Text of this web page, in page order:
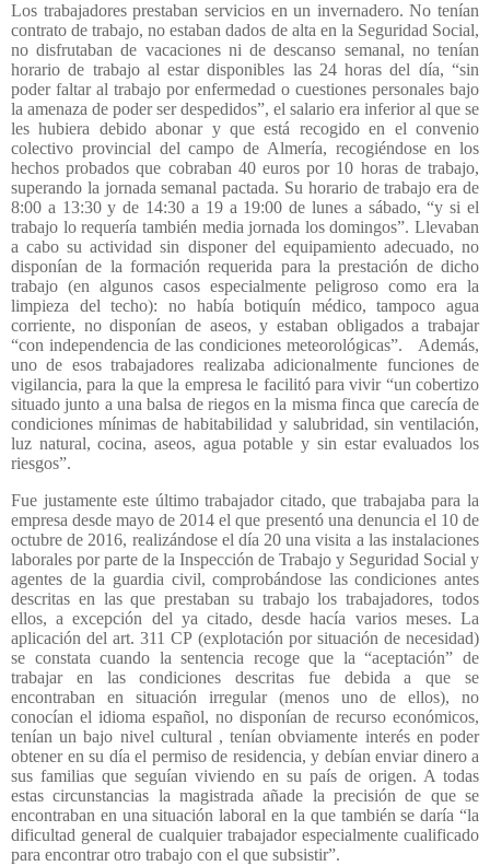
Los trabajadores prestaban servicios en un invernadero. No tenían
contrato de trabajo, no estaban dados de alta en la Seguridad Social,
no disfrutaban de vacaciones ni de descanso semanal, no tenían
horario de trabajo al estar disponibles las 24 horas del día, “sin
poder faltar al trabajo por enfermedad o cuestiones personales bajo
la amenaza de poder ser despedidos”, el salario era inferior al que se
les hubiera debido abonar y que está recogido en el convenio
colectivo provincial del campo de Almería, recogiéndose en los
hechos probados que cobraban 40 euros por 10 horas de trabajo,
superando la jornada semanal pactada. Su horario de trabajo era de
8:00 a 13:30 y de 14:30 a 19 a 19:00 de lunes a sábado, “y si el
trabajo lo requería también media jornada los domingos”. Llevaban
a cabo su actividad sin disponer del equipamiento adecuado, no
disponían de la formación requerida para la prestación de dicho
trabajo (en algunos casos especialmente peligroso como era la
limpieza del techo): no había botiquín médico, tampoco agua
corriente, no disponían de aseos, y estaban obligados a trabajar
“con independencia de las condiciones meteorológicas”.
Además,
uno de esos trabajadores realizaba adicionalmente funciones de
vigilancia, para la que la empresa le facilitó para vivir “un cobertizo
situado junto a una balsa de riegos en la misma finca que carecía de
condiciones mínimas de habitabilidad y salubridad, sin ventilación,
luz natural, cocina, aseos, agua potable y sin estar evaluados los
riesgos”.
Fue justamente este último trabajador citado, que trabajaba para la
empresa desde mayo de 2014 el que presentó una denuncia el 10 de
octubre de 2016, realizándose el día 20 una visita a las instalaciones
laborales por parte de la Inspección de Trabajo y Seguridad Social y
agentes de la guardia civil, comprobándose las condiciones antes
descritas en las que prestaban su trabajo los trabajadores, todos
ellos, a excepción del ya citado, desde hacía varios meses. La
aplicación del art. 311 CP (explotación por situación de necesidad)
se constata cuando la sentencia recoge que la “aceptación” de
trabajar en las condiciones descritas fue debida a que se
encontraban en situación irregular (menos uno de ellos), no
conocían el idioma español, no disponían de recurso económicos,
tenían un bajo nivel cultural , tenían obviamente interés en poder
obtener en su día el permiso de residencia, y debían enviar dinero a
sus familias que seguían viviendo en su país de origen. A todas
estas circunstancias la magistrada añade la precisión de que se
encontraban en una situación laboral en la que también se daría “la
dificultad general de cualquier trabajador especialmente cualificado
para encontrar otro trabajo con el que subsistir”.